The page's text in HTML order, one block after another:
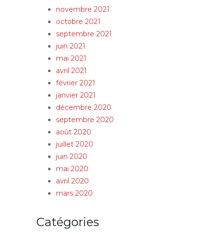
novembre 2021
octobre 2021
septembre 2021
juin 2021
mai 2021
avril 2021
février 2021
janvier 2021
décembre 2020
septembre 2020
août 2020
juillet 2020
juin 2020
mai 2020
avril 2020
mars 2020
Catégories